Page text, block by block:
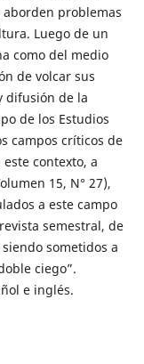
problemas
Luego de un
como del medio
de volcar sus
difusión de la
de los Estudios
campos críticos de
contexto, a
15, N° 27),
a este campo
semestral, de
sometidos a
ciego”.
e inglés.